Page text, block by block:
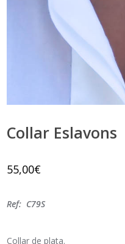
Collar Eslavons
55,00€
Ref: C79S
Collar de plata.